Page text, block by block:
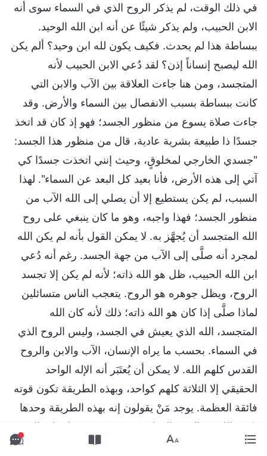
في ذلك الوقت، لم يذكر الروح الذي في السماء سوى أنه
الابن الحبيب، ولم يذكر شيئًا عن أنه ابن الله الوحيد.
ببساطة هذا لم يحدث. فكيف يكون لله ابن وحيد؟ ألم يكن
الله ليصبح إنساناً إذن؟ لقد دُعي الابن الحبيب لأنه
المتجسد، ومن هنا جاءت العلاقة بين الآب والابن التي
كانت ببساطة بسبب الانفصال بين السماء والأرض. وقد
جاءت صلاة يسوع من منظور الجسد؛ فهو إذ كان قد اتخذ
جسدًا ذا طبيعة بشرية عادية، قال من منظور هذا الجسد:
"جسدي الخارجي لمخلوقٍ، وحيث إنني اتخذت جسدًا كي
آتي إلى هذه الأرض، فأنا بعيد كل البعد عن السماء". لهذا
السبب، لم يكن يستطيع إلا أن يصلي إلى الله الآب من
منظور الجسد؛ فهذا واجبه، وهو ما كان ينبغي على روح
الله المتجسد أن يُجهَّز به. لا يمكن القول بأنه لم يكن الله
لمجرد أنه صلَّى إلى الآب من جهة الجسد. رغم أنه دُعي
ابن الله الحبيب، ظل هو الله ذاته؛ لأنه لم يكن إلا تجسد
الروح، ويظل جوهره هو الروح. يتعجب الناس متسائلين
لماذا صلَّى إذا كان هو الله ذاته؛ ذلك لأنه كان الله
المتجسد، الله الذي يعيش في الجسد، وليس الروح الذي
في السماء. بحسب ما يراه الإنسان، الآب والابن والروح
القدس كلهم الله. لا يمكن أن يُعتَبَر أنه الإله الواحد
الحقيقي إلا الثلاثة كلهم كواحد، وبهذه الطريقة تكون قوته
فائقة العظمة. يوجد مَنْ يقولون إنه بهذه الطريقة وحدها
يكون الله هو الروح المؤلف من سبعة. عندما صلى الابن
بعد مجيئه، فهذا كان الروح الذي صلى إليه. إنه في الواقع